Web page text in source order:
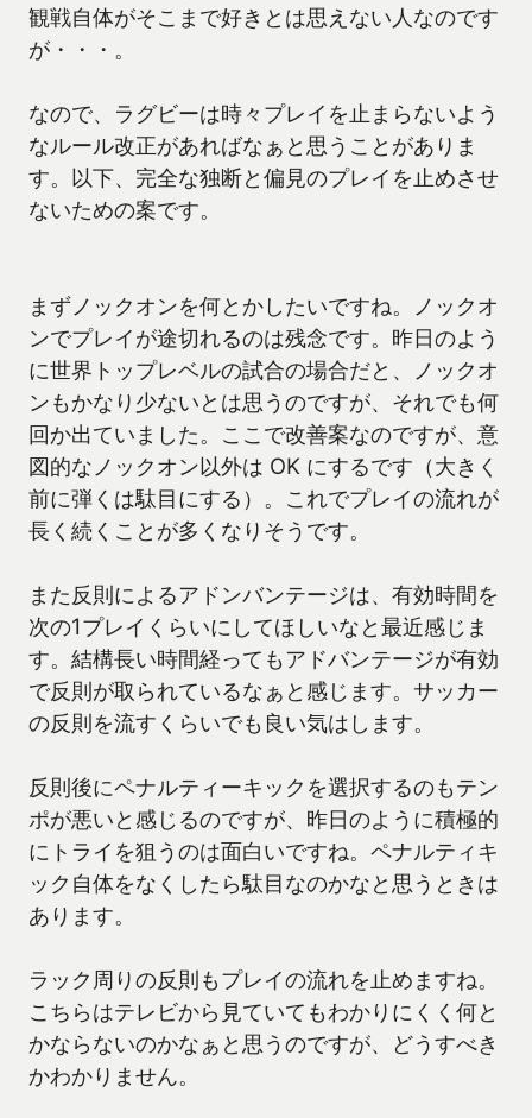
観戦自体がそこまで好きとは思えない人なのです
が・・・。
なので、ラグビーは時々プレイを止まらないよう
なルール改正があればなぁと思うことがありま
す。以下、完全な独断と偏見のプレイを止めさせ
ないための案です。
まずノックオンを何とかしたいですね。ノックオ
ンでプレイが途切れるのは残念です。昨日のよう
に世界トップレベルの試合の場合だと、ノックオ
ンもかなり少ないとは思うのですが、それでも何
回か出ていました。ここで改善案なのですが、意
図的なノックオン以外は OK にするです（大きく
前に弾くは駄目にする）。これでプレイの流れが
長く続くことが多くなりそうです。
また反則によるアドンバンテージは、有効時間を
次の1プレイくらいにしてほしいなと最近感じま
す。結構長い時間経ってもアドバンテージが有効
で反則が取られているなぁと感じます。サッカー
の反則を流すくらいでも良い気はします。
反則後にペナルティーキックを選択するのもテン
ポが悪いと感じるのですが、昨日のように積極的
にトライを狙うのは面白いですね。ペナルティキ
ック自体をなくしたら駄目なのかなと思うときは
あります。
ラック周りの反則もプレイの流れを止めますね。
こちらはテレビから見ていてもわかりにくく何と
かならないのかなぁと思うのですが、どうすべき
かわかりません。